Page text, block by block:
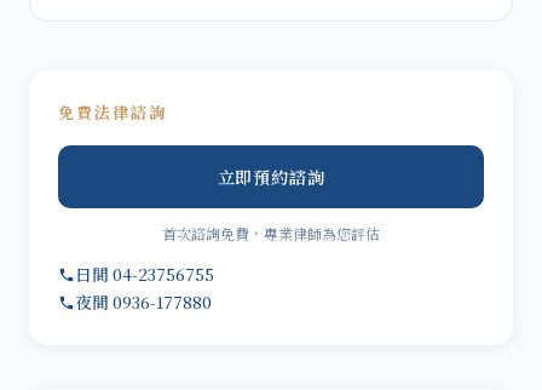
免費法律諮詢
立即預約諮詢
首次諮詢免費，專業律師為您評估
日間 04-23756755
夜間 0936-177880